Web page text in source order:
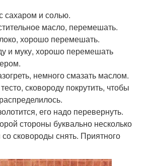
сахаром и солью.
масло, перемешать.
хорошо перемешать.
и муку, хорошо перемешать
немного смазать маслом.
сковороду покрутить, чтобы
его надо перевернуть.
стороны буквально несколько
сковороды снять. Приятного